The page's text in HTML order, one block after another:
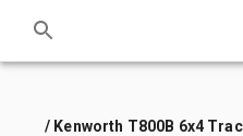
2013 Kenworth T800B 6x4 Tractocamion con Dormitorio /